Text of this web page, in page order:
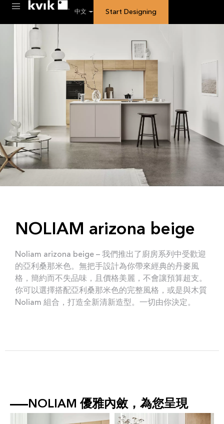
中文 Start Designing
NOLIAM arizona beige
Noliam arizona beige – 我們推出了廚房系列中受歡迎
的亞利桑那米色。無把手設計為你帶來經典的丹麥風
格，簡約而不失品味，且價格美麗，不會讓預算超支。
你可以選擇搭配亞利桑那米色的完整風格，或是與木質
Noliam 組合，打造全新清新造型。一切由你決定。
NOLIAM 優雅內斂，為您呈現